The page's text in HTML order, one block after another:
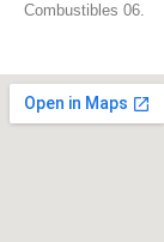
Combustibles 06.